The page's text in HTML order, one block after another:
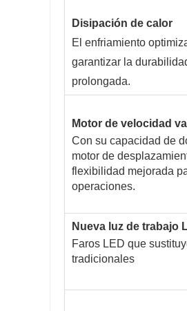
Disipación de calor
El enfriamiento
garantizar la
prolongada.
Motor de velocidad
Con su capacidad de
motor de
flexibilidad mejorada
operaciones.
Nueva luz de trabajo
Faros LED que
tradicionales